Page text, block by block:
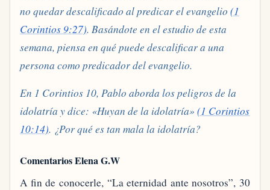
no quedar descalificado al predicar el evangelio (1
Corintios 9:27). Basándote en el estudio de esta
semana, piensa en qué puede descalificar a una
persona como predicador del evangelio.
En 1 Corintios 10, Pablo aborda los peligros de la
idolatría y dice: «Huyan de la idolatría» (1 Corintios
10:14). ¿Por qué es tan mala la idolatría?
Comentarios Elena G.W
A fin de conocerle, “La eternidad ante nosotros”, 30